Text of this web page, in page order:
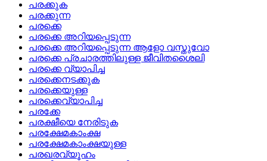
പരക്കുക
പരക്കുന്ന
പരക്കെ
പരക്കെ അറിയപ്പെടുന്ന
പരക്കെ അറിയപ്പെടുന്ന ആളോ വസ്തുവോ
പരക്കെ പ്രചാരത്തിലുള്ള ജീവിതശൈലി
പരക്കെ വ്യാപിച്ച
പരക്കെനടക്കുക
പരക്കെയുള്ള
പരക്കെവ്യാപിച്ച
പരക്കേ
പരക്ഷീയെ നേരിടുക
പരക്ഷേമകാംക്ഷ
പരക്ഷേമകാംക്ഷയുള്ള
പരഖരവ്യൂഹം